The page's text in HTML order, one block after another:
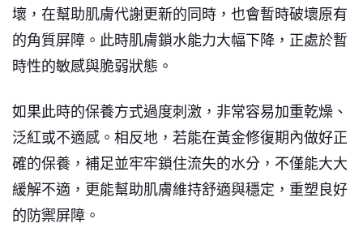
壞，在幫助肌膚代謝更新的同時，也會暫時破壞原有
的角質屏障。此時肌膚鎖水能力大幅下降，正處於暫
時性的敏感與脆弱狀態。
如果此時的保養方式過度刺激，非常容易加重乾燥、
泛紅或不適感。相反地，若能在黃金修復期內做好正
確的保養，補足並牢牢鎖住流失的水分，不僅能大大
緩解不適，更能幫助肌膚維持舒適與穩定，重塑良好
的防禦屏障。